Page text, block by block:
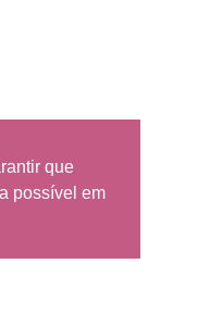
que
possível em